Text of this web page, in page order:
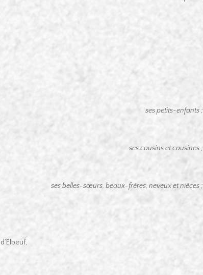
ses petits-enfants ;
ses cousins et cousines ;
ses belles-sœurs, beaux-frères, neveux et nièces ;